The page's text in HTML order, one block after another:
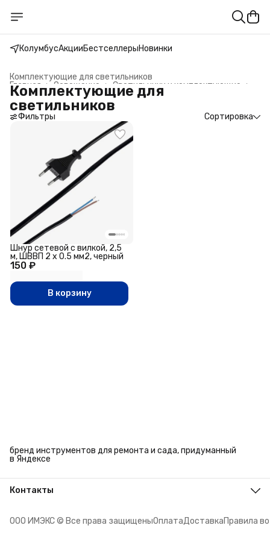
КолумбусАкцииБестселлерыНовинки
Комплектующие для светильников
Светильники и комплектующие
›
Освещение ›
Главная ›
Комплектующие для
светильников
Фильтры Сортировка
150 ₽
Шнур сетевой с вилкой, 2,5
м, ШВВП 2 х 0.5 мм2, черный
В корзину
бренд инструментов для ремонта и сада, придуманный
в Яндексе
Контакты
Телефон
ООО ИМЭКС © Все права защищеныОплатаДоставкаПравила